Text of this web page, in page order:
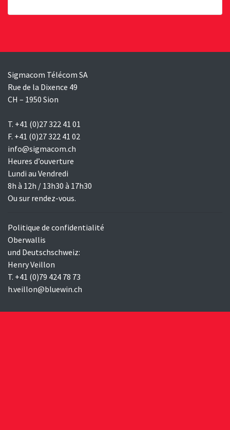
Sigmacom Télécom SA
Rue de la Dixence 49
CH – 1950 Sion
T. +41 (0)27 322 41 01
F. +41 (0)27 322 41 02
info@sigmacom.ch
Heures d’ouverture
Lundi au Vendredi
8h à 12h / 13h30 à 17h30
Ou sur rendez-vous.
Politique de confidentialité
Oberwallis
und Deutschschweiz:
Henry Veillon
T. +41 (0)79 424 78 73
h.veillon@bluewin.ch